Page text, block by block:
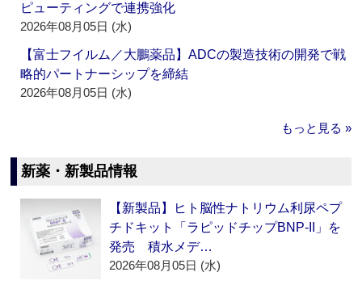
ピューティングで連携強化
2026年08月05日 (水)
【富士フイルム／大鵬薬品】ADCの製造技術の開発で戦
略的パートナーシップを締結
2026年08月05日 (水)
もっと見る »
新薬・新製品情報
【新製品】ヒト脳性ナトリウム利尿ペプ
チドキット「ラピッドチップBNP-II」を
発売 積水メデ…
2026年08月05日 (水)